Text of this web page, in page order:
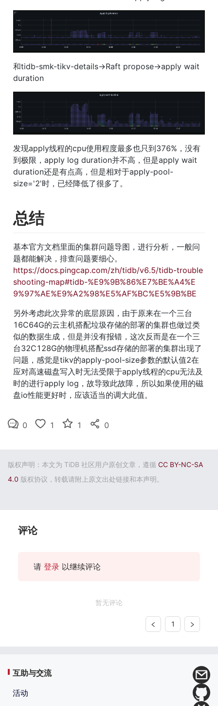
和tidb-smk-tikv-details→Raft propose→apply wait
duration
发现apply线程的cpu使用程度最多也只到376%，没有
到极限，apply log duration并不高，但是apply wait
duration还是有点高，但是相对于apply-pool-
size='2'时，已经降低了很多了。
总结
基本官方文档里面的集群问题导图，进行分析，一般问
题都能解决，排查问题要细心。
https://docs.pingcap.com/zh/tidb/v6.5/tidb-trouble
shooting-map#tidb-%E9%9B%86%E7%BE%A4%E
9%97%AE%E9%A2%98%E5%AF%BC%E5%9B%BE
另外考虑此次异常的底层原因，由于原来在一个三台
16C64G的云主机搭配垃圾存储的部署的集群也做过类
似的数据生成，但是并没有报错，这次反而是在一个三
台32C128G的物理机搭配ssd存储的部署的集群出现了
问题，感觉是tikv的apply-pool-size参数的默认值2在
应对高速磁盘写入时无法受限于apply线程的cpu无法及
时的进行apply log，故导致此故障，所以如果使用的磁
盘io性能更好时，应该适当的调大此值。
0 1 1 0
版权声明：本文为 TiDB 社区用户原创文章，遵循 CC BY-NC-SA
4.0 版权协议，转载请附上原文出处链接和本声明。
评论
请 登录 以继续评论
暂无评论
1
互助与交流
活动